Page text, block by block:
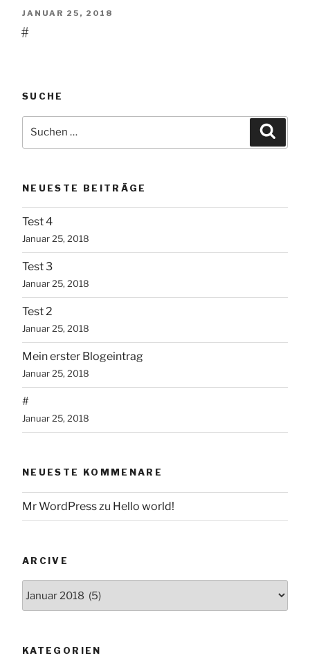
VERÖFFENTLICHT
AM
JANUAR 25, 2018
#
SUCHE
nach:
NEUESTE BEITRÄGE
Test 4
Januar 25, 2018
Test 3
Januar 25, 2018
Test 2
Januar 25, 2018
Mein erster Blogeintrag
Januar 25, 2018
#
Januar 25, 2018
NEUESTE KOMMENARE
Mr WordPress zu Hello world!
ARCIVE
KATEGORIEN